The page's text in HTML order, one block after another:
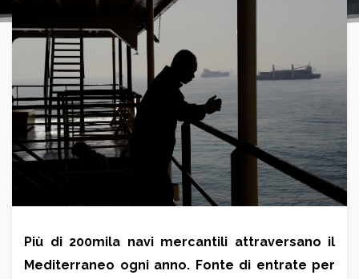
Più di 200mila navi mercantili attraversano il
Mediterraneo ogni anno. Fonte di entrate per